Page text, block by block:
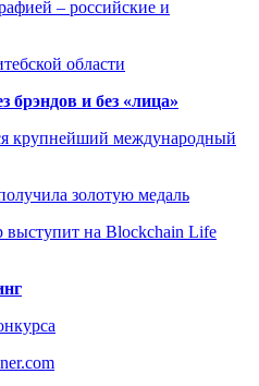
– российские и
области
брэндов и без «лица»
крупнейший международный
золотую медаль
на Blockchain Life